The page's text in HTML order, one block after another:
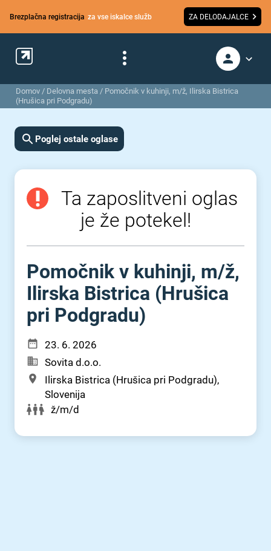
Brezplačna registracija za vse iskalce služb ZA DELODAJALCE
Domov / Delovna mesta / Pomočnik v kuhinji, m/ž, Ilirska Bistrica
(Hrušica pri Podgradu)
Poglej ostale oglase
Ta zaposlitveni oglas
je že potekel!
Pomočnik v kuhinji, m⁠/⁠ž,
Ilirska Bistrica (Hrušica
pri Podgradu)
23. 6. 2026
Sovita d.o.o.
Ilirska Bistrica (Hrušica pri Podgradu),
Slovenija
ž/m/d